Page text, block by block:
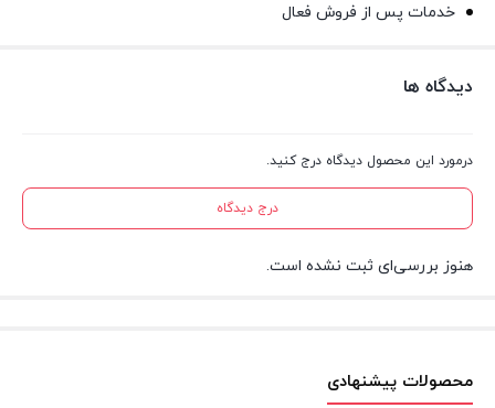
خدمات پس از فروش فعال
دیدگاه ها
درمورد این محصول دیدگاه درج کنید.
درج دیدگاه
هنوز بررسی‌ای ثبت نشده است.
محصولات پیشنهادی